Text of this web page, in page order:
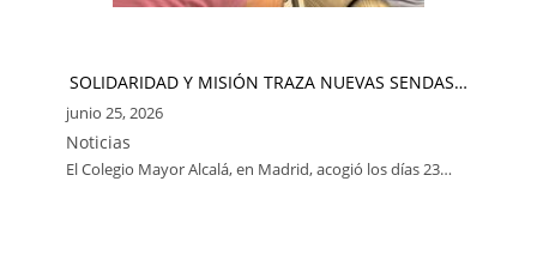
SOLIDARIDAD Y MISIÓN TRAZA NUEVAS SENDAS…
junio 25, 2026
Noticias
El Colegio Mayor Alcalá, en Madrid, acogió los días 23…